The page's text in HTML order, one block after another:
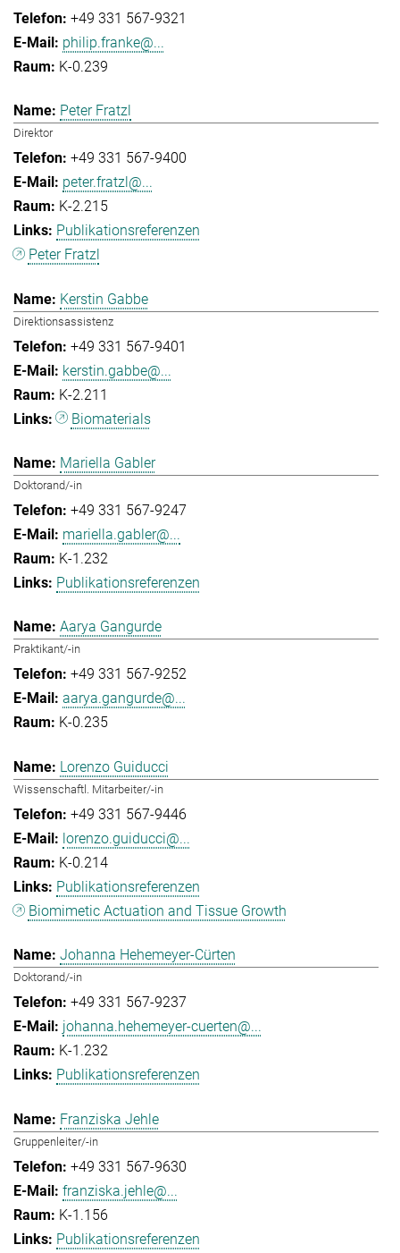
+49 331 567-9321
philip.franke@...
K-0.239
Peter Fratzl
Direktor
+49 331 567-9400
peter.fratzl@...
K-2.215
Publikationsreferenzen
Peter Fratzl
Kerstin Gabbe
Direktionsassistenz
+49 331 567-9401
kerstin.gabbe@...
K-2.211
Biomaterials
Mariella Gabler
Doktorand/-in
+49 331 567-9247
mariella.gabler@...
K-1.232
Publikationsreferenzen
Aarya Gangurde
Praktikant/-in
+49 331 567-9252
aarya.gangurde@...
K-0.235
Lorenzo Guiducci
Wissenschaftl. Mitarbeiter/-in
+49 331 567-9446
lorenzo.guiducci@...
K-0.214
Publikationsreferenzen
Biomimetic Actuation and Tissue Growth
Johanna Hehemeyer-Cürten
Doktorand/-in
+49 331 567-9237
johanna.hehemeyer-cuerten@...
K-1.232
Publikationsreferenzen
Franziska Jehle
Gruppenleiter/-in
+49 331 567-9630
franziska.jehle@...
K-1.156
Publikationsreferenzen